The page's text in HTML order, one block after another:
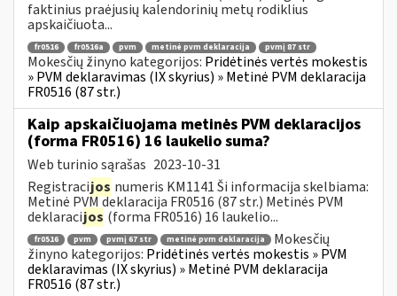
faktinius praėjusių kalendorinių metų rodiklius
apskaičiuota...
fr0516 fr0516a pvm metinė pvm deklaracija pvmį 87 str
Mokesčių žinyno kategorijos: Pridėtinės vertės mokestis
» PVM deklaravimas (IX skyrius) » Metinė PVM deklaracija
FR0516 (87 str.)
Kaip apskaičiuojama metinės PVM deklaracijos
(forma FR0516) 16 laukelio suma?
Web turinio sąrašas 2023-10-31
Registracijos numeris KM1141 Ši informacija skelbiama:
Metinė PVM deklaracija FR0516 (87 str.) Metinės PVM
deklaracijos (forma FR0516) 16 laukelio...
fr0516 pvm pvmį 67 str metinė pvm deklaracija
Mokesčių
žinyno kategorijos: Pridėtinės vertės mokestis » PVM
deklaravimas (IX skyrius) » Metinė PVM deklaracija
FR0516 (87 str.)